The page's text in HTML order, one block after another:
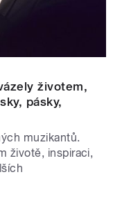
životem,
pásky,
muzikantů.
životě, inspiraci,